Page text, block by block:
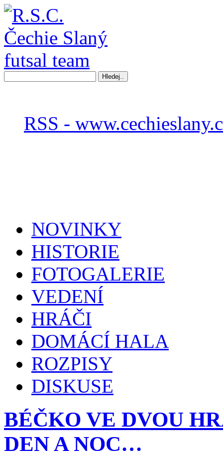
RSS -
NOVINKY
HISTORIE
FOTOGALERIE
VEDENÍ
HRÁČI
DOMÁCÍ HALA
ROZPISY
DISKUSE
BÉČKO VE DVOU
DEN A NOC…